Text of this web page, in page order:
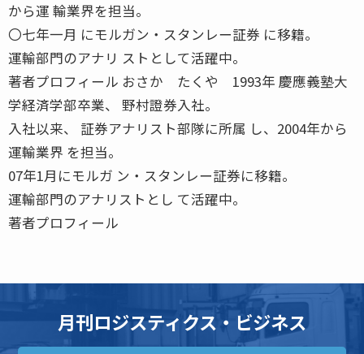
から運 輸業界を担当。
〇七年一月 にモルガン・スタンレー証券 に移籍。
運輸部門のアナリ ストとして活躍中。
著者プロフィール おさか たくや 1993年 慶應義塾大
学経済学部卒業、 野村證券入社。
入社以来、 証券アナリスト部隊に所属 し、2004年から
運輸業界 を担当。
07年1月にモルガ ン・スタンレー証券に移籍。
運輸部門のアナリストとし て活躍中。
著者プロフィール
月刊ロジスティクス・ビジネス